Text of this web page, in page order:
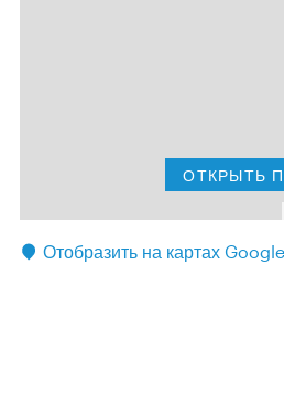
ОТКРЫТЬ
Отобразить на картах Google